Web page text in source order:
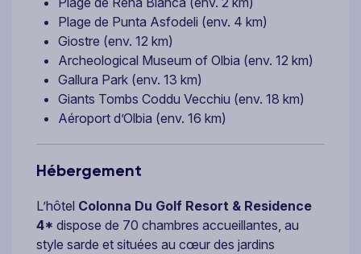
Plage de Punta Asfodeli (env. 4 km)
Giostre (env. 12 km)
Archeological Museum of Olbia (env. 12 km)
Gallura Park (env. 13 km)
Giants Tombs Coddu Vecchiu (env. 18 km)
Aéroport d’Olbia (env. 16 km)
Hébergement
L’hôtel Colonna Du Golf Resort & Residence
4* dispose de 70 chambres accueillantes, au
style sarde et situées au cœur des jardins